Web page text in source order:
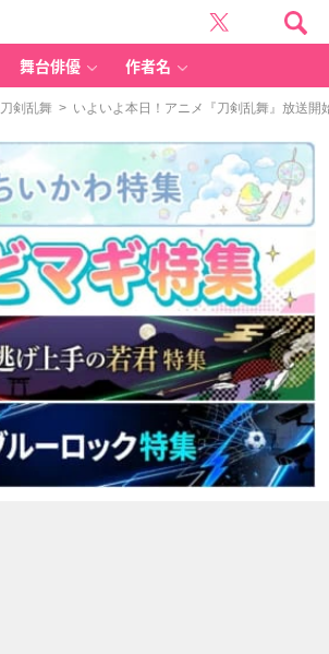
舞台俳優 作者名
刀剣乱舞 > いよいよ本日！アニメ『刀剣乱舞』放送開